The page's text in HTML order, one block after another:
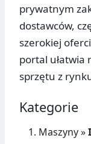
prywatnym
dostawców,
szerokiej
portal ułatwia
sprzętu z
Kategorie
Maszyny»